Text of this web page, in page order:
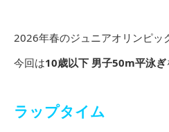
2026年春のジュニアオリンピッ
今回は10歳以下 男子50m平泳ぎ
ラップタイム